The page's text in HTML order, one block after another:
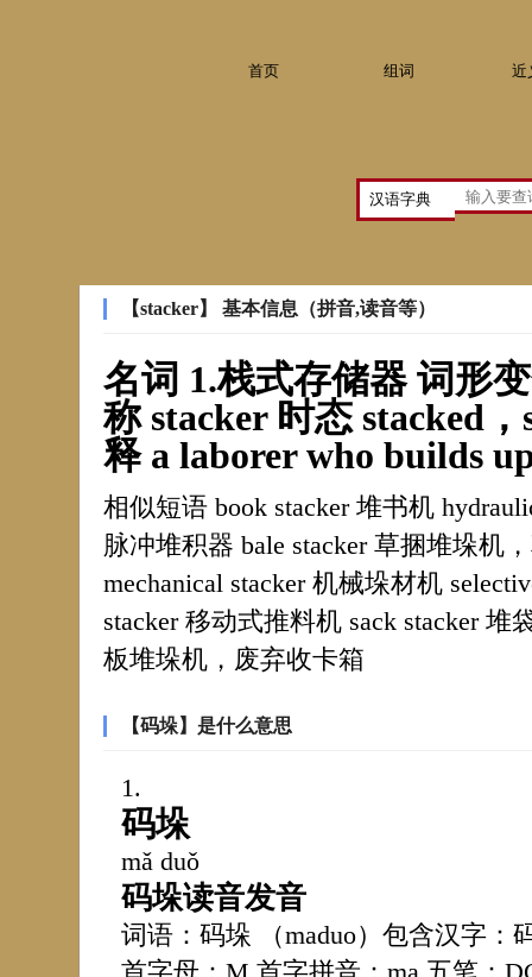
首页 组词 近
【stacker】 基本信息（拼音,读音等）
名词 1.栈式存储器 词形
称 stacker 时态 stacked
释 a laborer who builds
相似短语 book stacker 堆书机
脉冲堆积器 bale stacker 草捆堆垛机
mechanical stacker 机械垛材机
stacker 移动式推料机 sack stacker 堆
板堆垛机，废弃收卡箱
【码垛】是什么意思
码垛
mǎ duǒ
码垛读音发音
词语：码垛 （maduo）包含汉字：